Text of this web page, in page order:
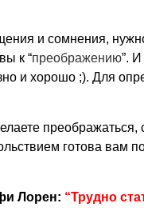
и сомнения,
к “преображению”.
и хорошо ;). Для
готова
Лорен: “Трудно